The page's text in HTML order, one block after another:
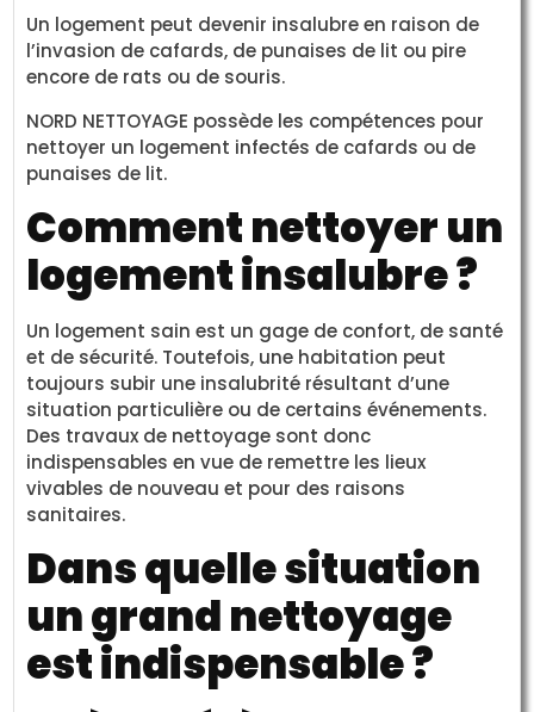
Un logement peut devenir insalubre en raison de
l’invasion de cafards, de punaises de lit ou pire
encore de rats ou de souris.
NORD NETTOYAGE possède les compétences pour
nettoyer un logement infectés de cafards ou de
punaises de lit.
Comment nettoyer un
logement insalubre ?
Un logement sain est un gage de confort, de santé
et de sécurité. Toutefois, une habitation peut
toujours subir une insalubrité résultant d’une
situation particulière ou de certains événements.
Des travaux de nettoyage sont donc
indispensables en vue de remettre les lieux
vivables de nouveau et pour des raisons
sanitaires.
Dans quelle situation
un grand nettoyage
est indispensable ?